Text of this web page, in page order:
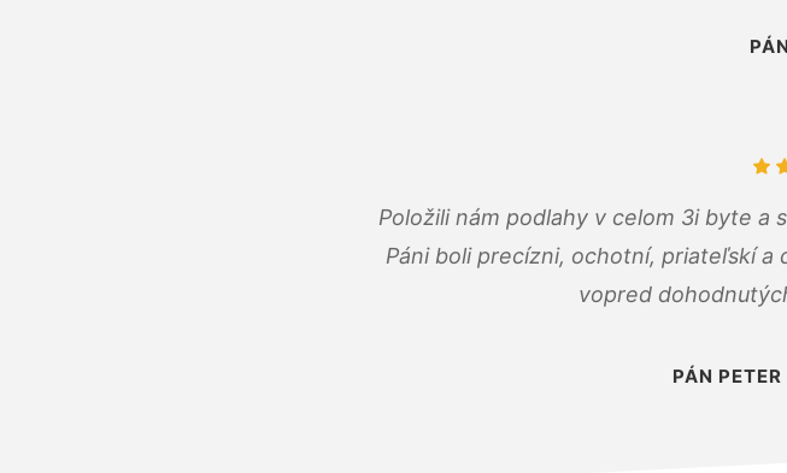
Položili nám podlahy v celom 3i byte a
Páni boli precízni, ochotní, priateľskí a
vopred
PÁN